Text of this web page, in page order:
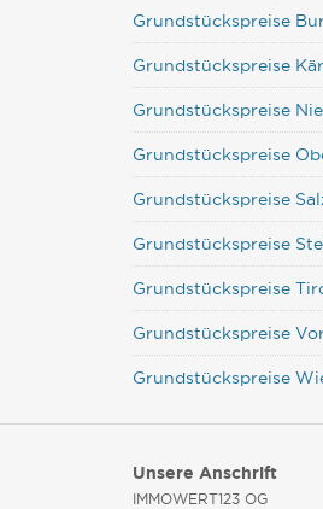
Grundstückspreise
Grundstückspreise
Grundstückspreise
Grundstückspreise
Grundstückspreise
Grundstückspreise
Grundstückspreise
Grundstückspreise
Grundstückspreise
Unsere Anschrift
IMMOWERT123 OG